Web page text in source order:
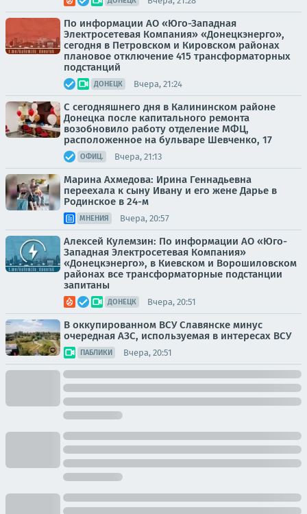
По информации АО «Юго-Западная
Электросетевая Компания» «Донецкэнерго»,
сегодня в Петровском и Кировском районах
плановое отключение 415 трансформаторных
подстанций
ДОНЕЦК Вчера, 21:24
С сегодняшнего дня в Калининском районе
Донецка после капитального ремонта
возобновило работу отделение МФЦ,
расположенное на бульваре Шевченко, 17
ОФИЦ. Вчера, 21:13
Марина Ахмедова: Ирина Геннадьевна
переехала к сыну Ивану и его жене Дарье в
Родинское в 24-м
МНЕНИЯ Вчера, 20:57
Алексей Кулемзин: По информации АО «Юго-
Западная Электросетевая Компания»
«Донецкэнерго», в Киевском и Ворошиловском
районах все трансформаторные подстанции
запитаны
ДОНЕЦК Вчера, 20:51
В оккупированном ВСУ Славянске минус
очередная АЗС, используемая в интересах ВСУ
ПАБЛИКИ Вчера, 20:51